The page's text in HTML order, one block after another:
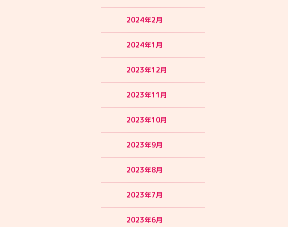
2024年2月
2024年1月
2023年12月
2023年11月
2023年10月
2023年9月
2023年8月
2023年7月
2023年6月